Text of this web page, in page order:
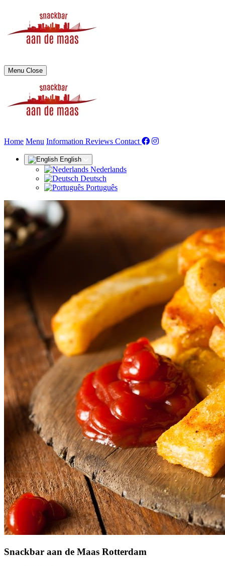
Menu Close
Home Menu Information (current)
Reviews Contact
English
Nederlands
Deutsch
Português
Snackbar aan de Maas Rotterdam